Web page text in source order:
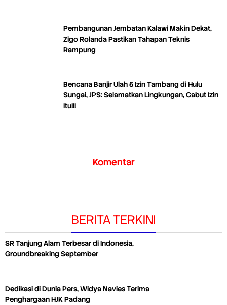
Pembangunan Jembatan Kalawi Makin Dekat,
Zigo Rolanda Pastikan Tahapan Teknis
Rampung
Bencana Banjir Ulah 5 Izin Tambang di Hulu
Sungai, JPS: Selamatkan Lingkungan, Cabut Izin
Itu!!!
Komentar
BERITA TERKINI
SR Tanjung Alam Terbesar di Indonesia,
Groundbreaking September
Dedikasi di Dunia Pers, Widya Navies Terima
Penghargaan HJK Padang